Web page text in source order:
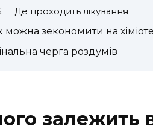
Де проходить лікування
можна зекономити на
черга роздумів
залежить